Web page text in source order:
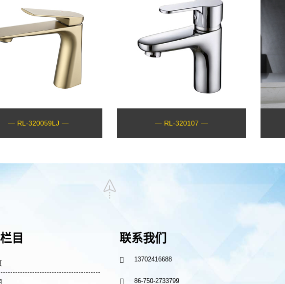
— RL-320059LJ — — RL-320107 —
目 联系我们
 13702416688
 86-750-2733799